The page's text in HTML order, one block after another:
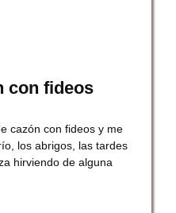
con fideos
cazón con fideos y me
los abrigos, las tardes
hirviendo de alguna